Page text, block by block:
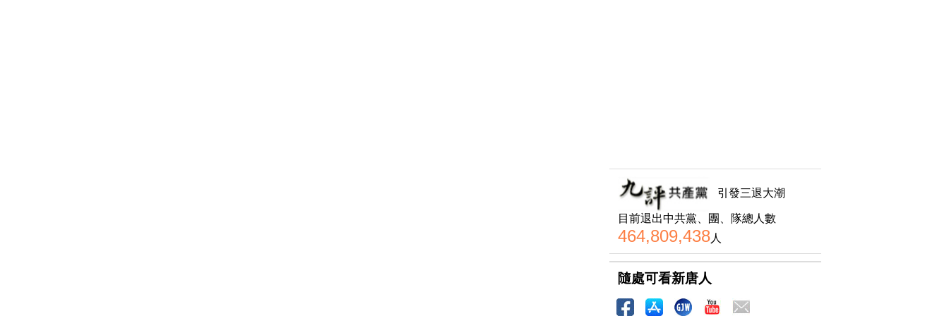
引發三退大潮
目前退出中共黨、團、隊總人數
464,809,438人
隨處可看新唐人